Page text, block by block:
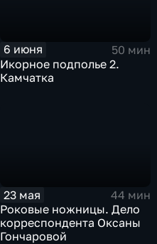
6 июня
50 мин
Икорное подполье 2.
Камчатка
23 мая
44 мин
Роковые ножницы. Дело
корреспондента Оксаны
Гончаровой